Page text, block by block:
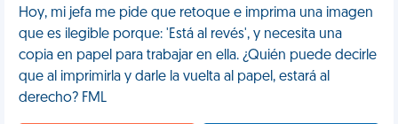
Hoy, mi jefa me pide que retoque e imprima una imagen
que es ilegible porque: 'Está al revés', y necesita una
copia en papel para trabajar en ella. ¿Quién puede decirle
que al imprimirla y darle la vuelta al papel, estará al
derecho? FML